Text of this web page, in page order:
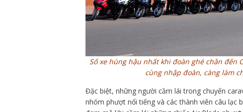
Số xe hùng hậu nhất khi đoàn ghé chân đến
cùng nhập đoàn, càng làm
Đặc biệt, những người cầm lái trong chuyến
nhóm phượt nổi tiếng và các thành viên câu lạc